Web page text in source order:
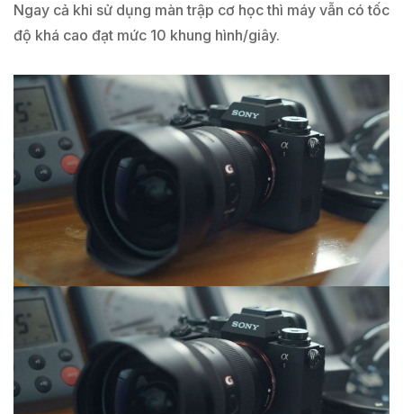
Ngay cả khi sử dụng màn trập cơ học thì máy vẫn có tốc
độ khá cao đạt mức 10 khung hình/giây.